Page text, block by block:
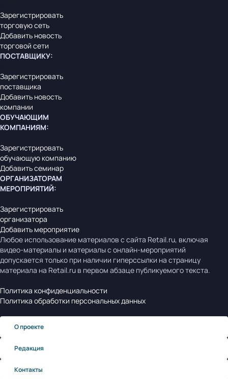
Зарегистрировать
торговую сеть
Добавить новость
торговой сети
ПОСТАВЩИКУ:
Зарегистрировать
поставщика
Добавить новость
компании
ОБУЧАЮЩИМ
КОМПАНИЯМ:
Зарегистрировать
обучающую компанию
Добавить семинар
ОРГАНИЗАТОРАМ
МЕРОПРИЯТИЙ:
Зарегистрировать
организатора
Добавить мероприятие
Любое использование материалов с сайта Retail.ru, включая
видео-материалы и материалы с онлайн-мероприятий
допускается только при наличии гиперссылки на страницу
материала на Retail.ru в первом абзаце публикуемого текста.
Политика конфиденциальности
Политика обработки персональных данных
О проекте
Редакция
Контакты